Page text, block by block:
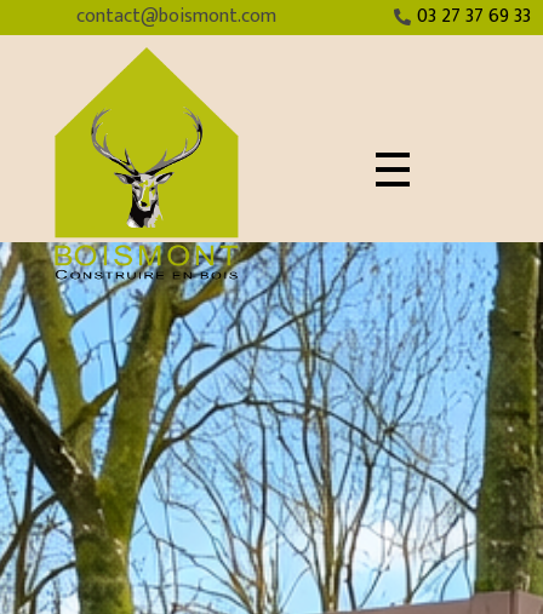
contact@boismont.com 03 27 37 69 33
Chalets Boismont
Construire en bois